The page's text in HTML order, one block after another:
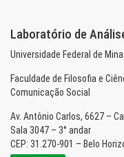
Laboratório de
Universidade Federal de
Faculdade de Filosofia e
Comunicação Social
Av. Antônio Carlos, 6627 –
Sala 3047 – 3° andar
CEP: 31.270-901 – Belo